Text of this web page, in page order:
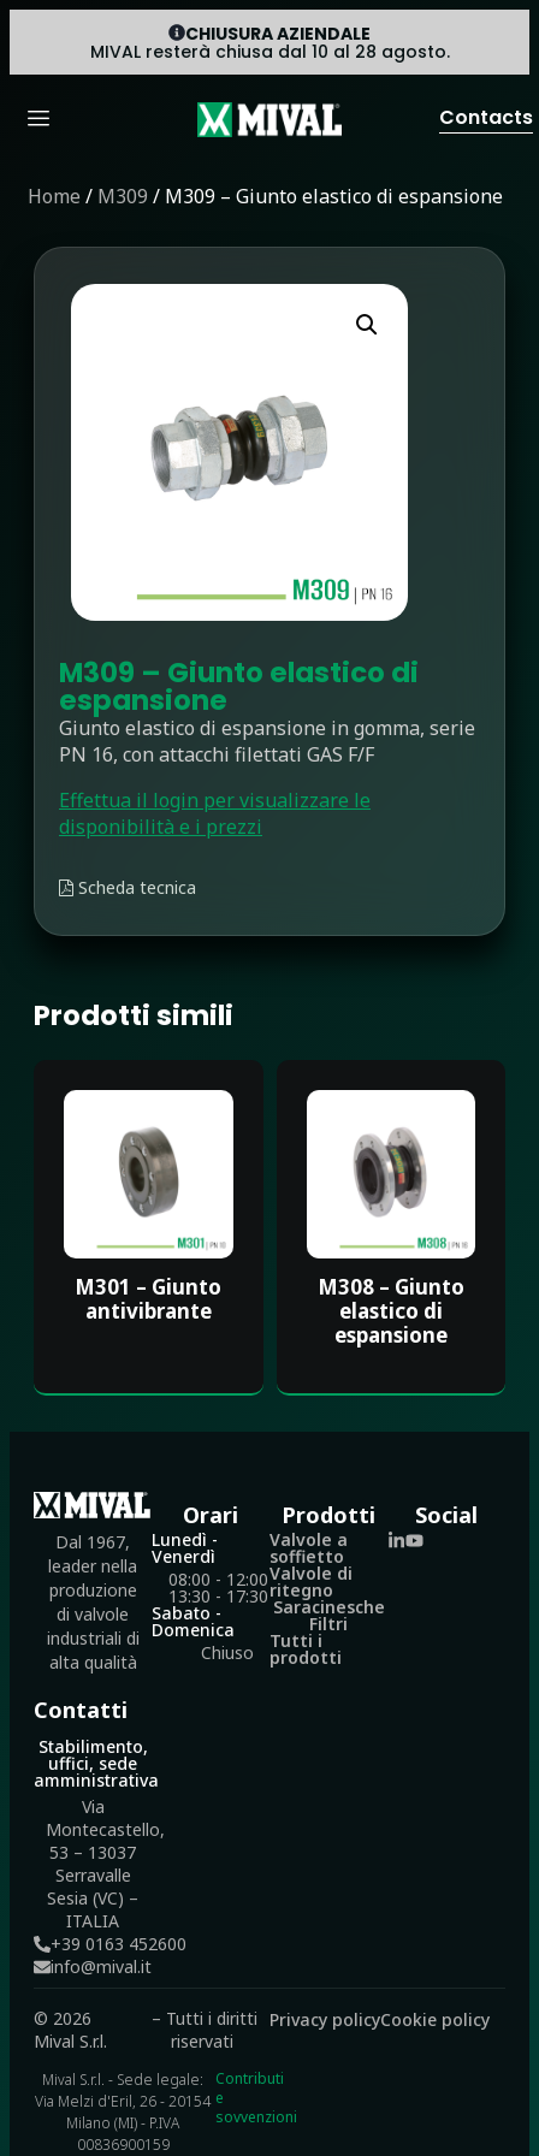
CHIUSURA AZIENDALE
MIVAL resterà chiusa dal 10 al 28 agosto.
Contacts
Home / M309 / M309 – Giunto elastico di espansione
M309 – Giunto elastico di
espansione
Giunto elastico di espansione in gomma, serie
PN 16, con attacchi filettati GAS F/F
Effettua il login per visualizzare le
disponibilità e i prezzi
Scheda tecnica
Prodotti simili
M301 – Giunto
antivibrante
M308 – Giunto
elastico di
espansione
Dal 1967,
leader nella
produzione
di valvole
industriali di
alta qualità
Contatti
Stabilimento,
uffici, sede
amministrativa
Via
Montecastello,
53 – 13037
Serravalle
Sesia (VC) –
ITALIA
+39 0163 452600
info@mival.it
Orari
Lunedì -
Venerdì
08:00 - 12:00
13:30 - 17:30
Sabato -
Domenica
Chiuso
Prodotti
Valvole a
soffietto
Valvole di
ritegno
Saracinesche
Filtri
Tutti i
prodotti
Social
© 2026
Mival S.r.l.
– Tutti i diritti
riservati
Mival S.r.l. - Sede legale:
Via Melzi d'Eril, 26 - 20154
Milano (MI) - P.IVA
00836900159
Contributi
e
sovvenzioni
Privacy policyCookie policy